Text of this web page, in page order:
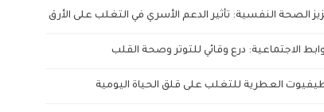
الصحة النفسية: تأثير الدعم الأسري في التغلب على الأرق
الاجتماعية: درع وقائي للتوتر وصحة القلب
العطرية للتغلب على قلق الحياة اليومية